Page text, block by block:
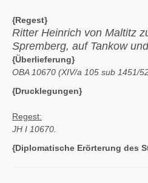
{Regest}
Ritter Heinrich von Maltitz
Spremberg, auf Tankow
{Überlieferung}
OBA 10670 (XIV/a 105 sub 1451/
{Drucklegungen}
Regest:
JH I 10670.
{Diplomatische Erörterung des